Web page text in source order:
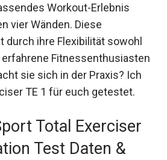
Workout-Erlebnis
vier Wänden. Diese
durch ihre Flexibilität sowohl
Fitnessenthusiasten
sie sich in der Praxis? Ich
TE 1 für euch getestet.
Total Exerciser
Test Daten &